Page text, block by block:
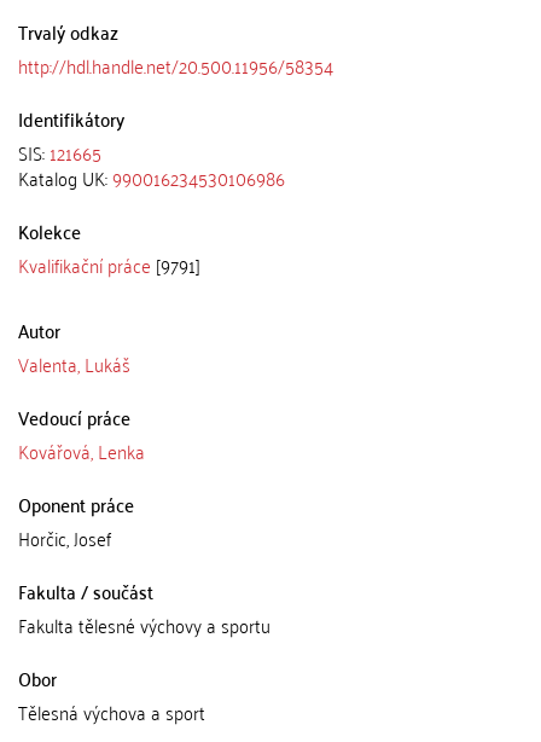
Trvalý odkaz
http://hdl.handle.net/20.500.11956/58354
Identifikátory
SIS:121665
Katalog UK:990016234530106986
Kolekce
Kvalifikační práce [9791]
Autor
Valenta, Lukáš
Vedoucí práce
Kovářová, Lenka
Oponent práce
Horčic, Josef
Fakulta / součást
Fakulta tělesné výchovy a sportu
Obor
Tělesná výchova a sport